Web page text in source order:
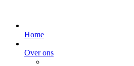
Home
Over ons